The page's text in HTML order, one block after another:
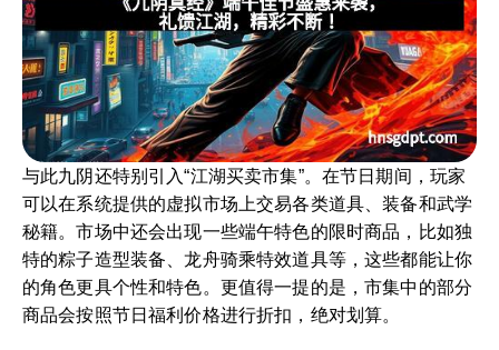
与此九阴还特别引入“江湖买卖市集”。在节日期间，玩家
可以在系统提供的虚拟市场上交易各类道具、装备和武学
秘籍。市场中还会出现一些端午特色的限时商品，比如独
特的粽子造型装备、龙舟骑乘特效道具等，这些都能让你
的角色更具个性和特色。更值得一提的是，市集中的部分
商品会按照节日福利价格进行折扣，绝对划算。